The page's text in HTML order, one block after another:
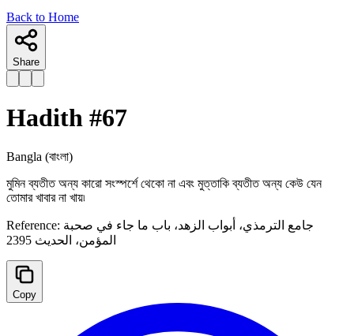
Back to Home
Share
Hadith #67
Bangla (বাংলা)
মুমিন ব্যতীত অন্য কারো সংস্পর্শে থেকো না এবং মুত্তাকি ব্যতীত অন্য কেউ যেন
তোমার খাবার না খায়৷
Reference: جامع الترمذي، أبواب الزهد، باب ما جاء في صحبة
المؤمن، الحديث 2395
Copy